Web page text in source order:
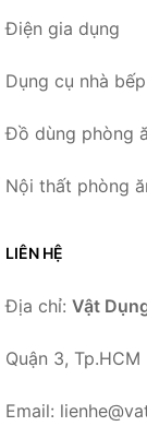
Điện gia dụng
Dụng cụ nhà bếp
Đồ dùng phòng
Nội thất phòng
LIÊN HỆ
Địa chỉ: Vật
Quận 3, Tp.HCM
Email: